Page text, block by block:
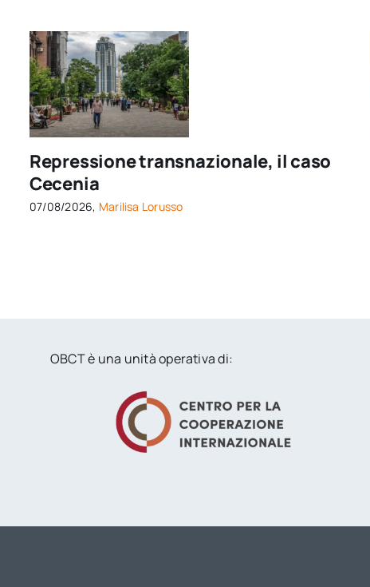
Repressione transnazionale, il caso
Cecenia
07/08/2026, Marilisa Lorusso
OBCT è una unità operativa di: